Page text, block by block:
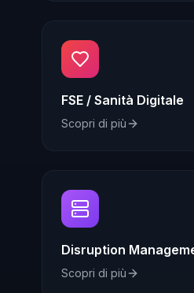
FSE / Sanità Digitale
Scopri di più
Disruption
Scopri di più